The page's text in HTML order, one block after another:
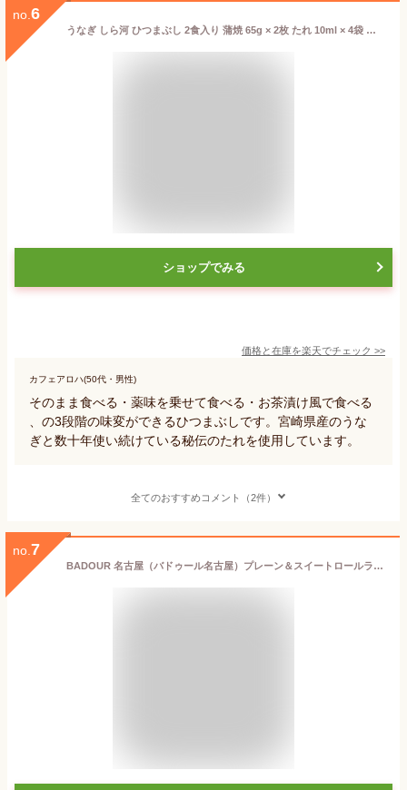
no. 6
うなぎ しら河 ひつまぶし 2食入り 蒲焼 65g × 2枚 たれ 10ml × 4袋 北海道・沖縄送料別 ギフト 贈答 鰻 うなぎ 魚介 お手軽 簡単 惣菜 生産者直送 名古屋
ショップでみる
価格と在庫を楽天でチェック >>
カフェアロハ(50代・男性)
そのまま食べる・薬味を乗せて食べる・お茶漬け風で食べる
、の3段階の味変ができるひつまぶしです。宮崎県産のうな
ぎと数十年使い続けている秘伝のたれを使用しています。
全てのおすすめコメント（2件）
no. 7
BADOUR 名古屋（バドゥール名古屋）プレーン＆スイートロールラングドシャ 焼菓子 個包装 12個入 名古屋 お土産 長登屋